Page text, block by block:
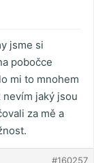
jsme si
pobočce
mi to mnohem
jaký jsou
za mě a
#160257